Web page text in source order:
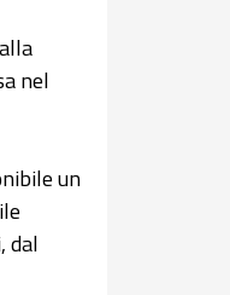
nel
un
dal